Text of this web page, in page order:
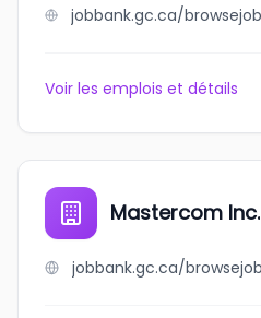
Voir les emplois et détails
Mastercom Inc.